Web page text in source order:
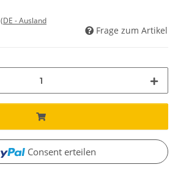
(DE - Ausland
Frage zum Artikel
Consent erteilen